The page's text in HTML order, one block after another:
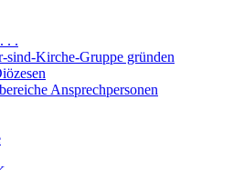
. .
sind-Kirche-Gruppe gründen
Ansprechpersonen